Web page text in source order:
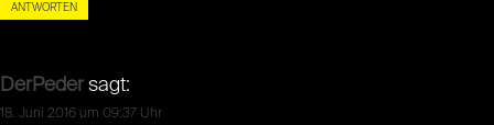
ANTWORTEN
DerPeder sagt:
18. Juni 2016 um 09:37 Uhr